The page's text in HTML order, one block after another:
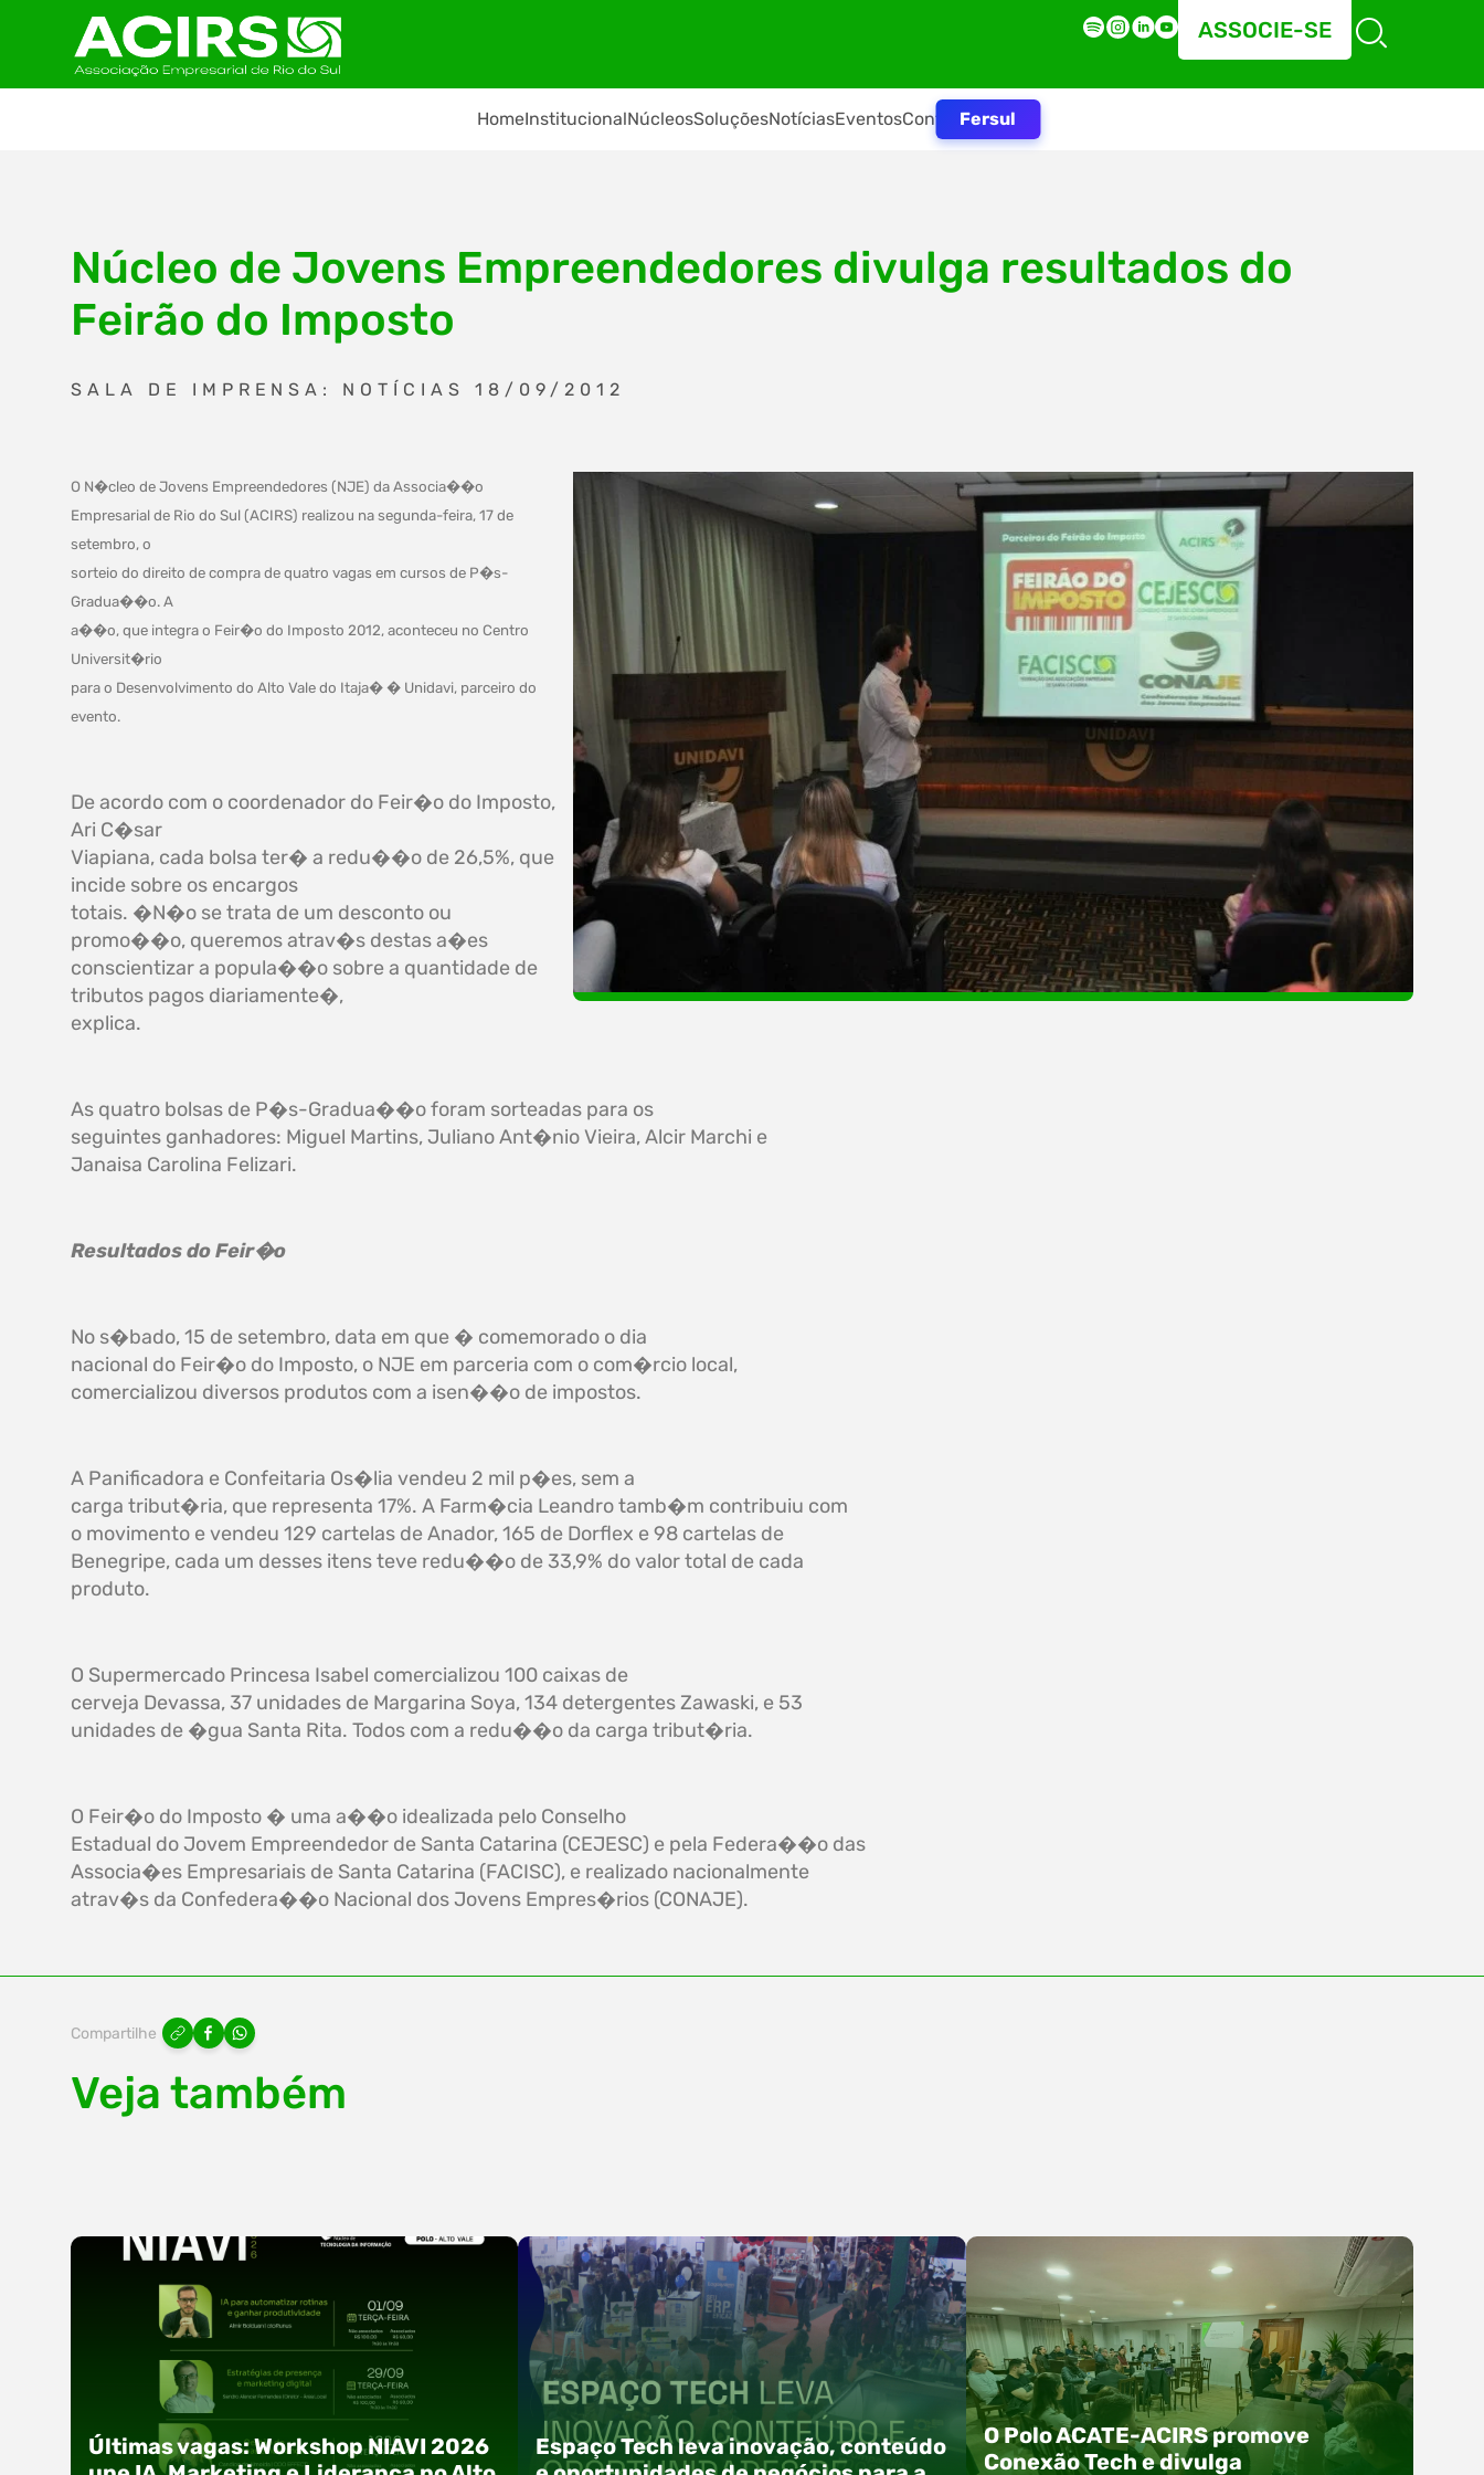
ASSOCIE-SE
HomeInstitucionalNúcleosSoluçõesNotíciasEventosContatoFersul
Núcleo de Jovens Empreendedores divulga resultados do
Feirão do Imposto
SALA DE IMPRENSA: NOTÍCIAS 18/09/2012
O N�cleo de Jovens Empreendedores (NJE) da Associa��o
Empresarial de Rio do Sul (ACIRS) realizou na segunda-feira, 17 de
setembro, o
sorteio do direito de compra de quatro vagas em cursos de P�s-
Gradua��o. A
a��o, que integra o Feir�o do Imposto 2012, aconteceu no Centro
Universit�rio
para o Desenvolvimento do Alto Vale do Itaja� � Unidavi, parceiro do
evento.
De acordo com o coordenador do Feir�o do Imposto,
Ari C�sar
Viapiana, cada bolsa ter� a redu��o de 26,5%, que
incide sobre os encargos
totais. �N�o se trata de um desconto ou
promo��o, queremos atrav�s destas a�es
conscientizar a popula��o sobre a quantidade de
tributos pagos diariamente�,
explica.
As quatro bolsas de P�s-Gradua��o foram sorteadas para os
seguintes ganhadores: Miguel Martins, Juliano Ant�nio Vieira, Alcir Marchi e
Janaisa Carolina Felizari.
Resultados do Feir�o
No s�bado, 15 de setembro, data em que � comemorado o dia
nacional do Feir�o do Imposto, o NJE em parceria com o com�rcio local,
comercializou diversos produtos com a isen��o de impostos.
A Panificadora e Confeitaria Os�lia vendeu 2 mil p�es, sem a
carga tribut�ria, que representa 17%. A Farm�cia Leandro tamb�m contribuiu com
o movimento e vendeu 129 cartelas de Anador, 165 de Dorflex e 98 cartelas de
Benegripe, cada um desses itens teve redu��o de 33,9% do valor total de cada
produto.
O Supermercado Princesa Isabel comercializou 100 caixas de
cerveja Devassa, 37 unidades de Margarina Soya, 134 detergentes Zawaski, e 53
unidades de �gua Santa Rita. Todos com a redu��o da carga tribut�ria.
O Feir�o do Imposto � uma a��o idealizada pelo Conselho
Estadual do Jovem Empreendedor de Santa Catarina (CEJESC) e pela Federa��o das
Associa�es Empresariais de Santa Catarina (FACISC), e realizado nacionalmente
atrav�s da Confedera��o Nacional dos Jovens Empres�rios (CONAJE).
Compartilhe
Veja também
Últimas vagas: Workshop NIAVI 2026
Espaço Tech leva inovação, conteúdo
O Polo ACATE-ACIRS promove
Conexão Tech e divulga